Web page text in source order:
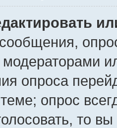
модераторами
опроса
опрос
то